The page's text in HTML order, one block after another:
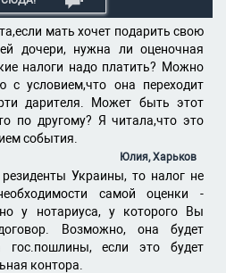
мать хочет подарить свою
дочери, нужна ли оценочная
налоги надо платить? Можно
с условием,что она переходит
дарителя. Может быть этот
по другому? Я читала,что это
события.
Юлия, Харьков
Украины, то налог не
самой оценки -
у нотариуса, у которого Вы
Возможно, она будет
гос.пошлины, если это будет
контора.